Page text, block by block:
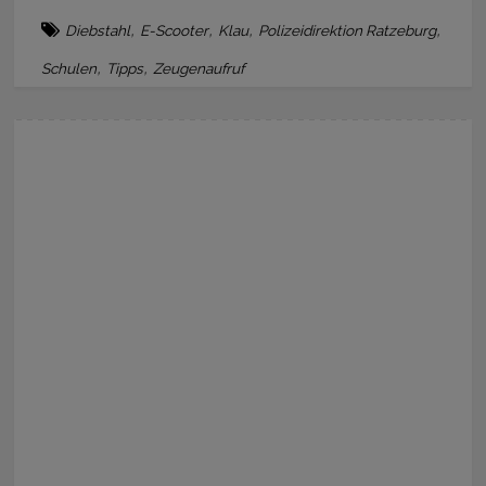
Diebstahl, E-Scooter, Klau, Polizeidirektion Ratzeburg,
Schulen, Tipps, Zeugenaufruf